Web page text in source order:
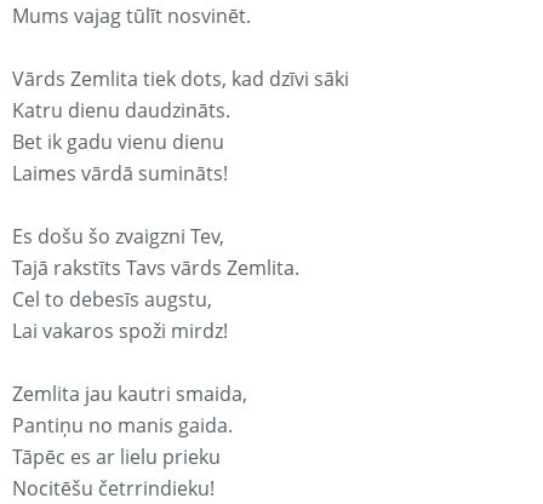
Mums vajag tūlīt nosvinēt.
Vārds Zemlita tiek dots, kad dzīvi sāki
Katru dienu daudzināts.
Bet ik gadu vienu dienu
Laimes vārdā sumināts!
Es došu šo zvaigzni Tev,
Tajā rakstīts Tavs vārds Zemlita.
Cel to debesīs augstu,
Lai vakaros spoži mirdz!
Zemlita jau kautri smaida,
Pantiņu no manis gaida.
Tāpēc es ar lielu prieku
Nocitēšu četrrindieku!